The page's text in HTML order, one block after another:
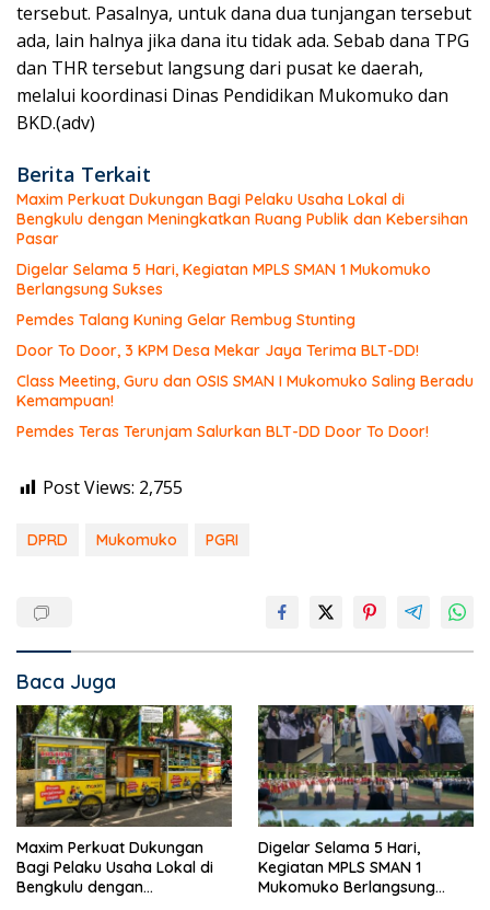
tersebut. Pasalnya, untuk dana dua tunjangan tersebut
ada, lain halnya jika dana itu tidak ada. Sebab dana TPG
dan THR tersebut langsung dari pusat ke daerah,
melalui koordinasi Dinas Pendidikan Mukomuko dan
BKD.(adv)
Berita Terkait
Maxim Perkuat Dukungan Bagi Pelaku Usaha Lokal di
Bengkulu dengan Meningkatkan Ruang Publik dan Kebersihan
Pasar
Digelar Selama 5 Hari, Kegiatan MPLS SMAN 1 Mukomuko
Berlangsung Sukses
Pemdes Talang Kuning Gelar Rembug Stunting
Door To Door, 3 KPM Desa Mekar Jaya Terima BLT-DD!
Class Meeting, Guru dan OSIS SMAN I Mukomuko Saling Beradu
Kemampuan!
Pemdes Teras Terunjam Salurkan BLT-DD Door To Door!
Post Views: 2,755
DPRD Mukomuko PGRI
Baca Juga
Maxim Perkuat Dukungan
Bagi Pelaku Usaha Lokal di
Bengkulu dengan
Digelar Selama 5 Hari,
Kegiatan MPLS SMAN 1
Mukomuko Berlangsung